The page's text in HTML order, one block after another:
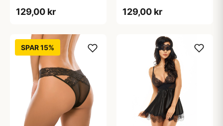
129,00 kr 129,00 kr
SPAR 15%